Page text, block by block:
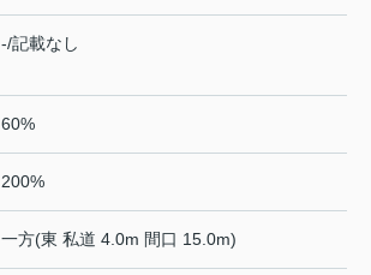
-/記載なし
60%
200%
一方(東 私道 4.0m 間口 15.0m)